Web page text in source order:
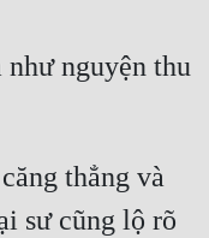
nguyện thu
thẳng và
sư cũng lộ rõ